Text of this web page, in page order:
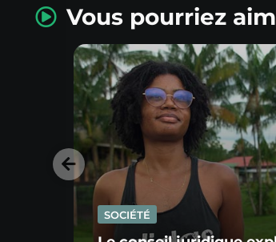
Vous pourriez
SOCIÉTÉ